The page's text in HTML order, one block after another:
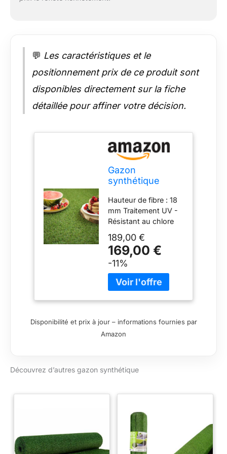
💬 Les caractéristiques et le
positionnement prix de ce produit sont
disponibles directement sur la fiche
détaillée pour affiner votre décision.
Gazon
synthétique
Rouleau de
3.00m x 6m
Hauteur de fibre : 18
mm Traitement UV -
Résistant au chlore
Poids du produit :
22.62 kg
189,00 €
169,00 €
-11%
Disponibilité et prix à jour – informations fournies par
Amazon
Découvrez d’autres gazon synthétique